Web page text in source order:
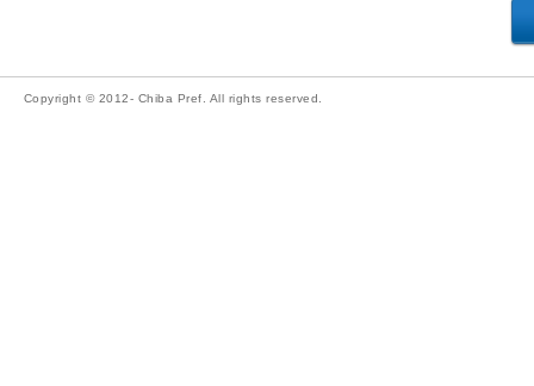
Copyright © 2012- Chiba Pref. All rights reserved.